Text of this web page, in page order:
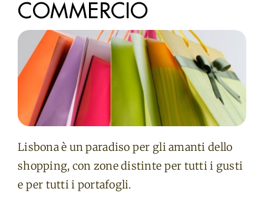
COMMERCIO
Lisbona è un paradiso per gli amanti dello
shopping, con zone distinte per tutti i gusti
e per tutti i portafogli.